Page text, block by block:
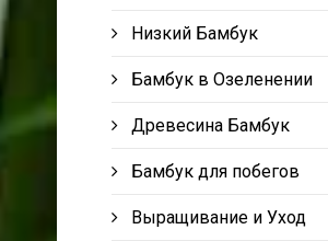
Низкий Бамбук
Бамбук в Озеленении
Древесина Бамбук
Бамбук для побегов
Выращивание и Уход